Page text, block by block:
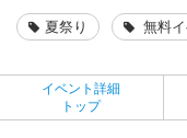
夏祭り 無料
イベント詳細
トップ